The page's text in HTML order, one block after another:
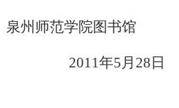
泉州师范学院图书馆
2011年5月 28 日